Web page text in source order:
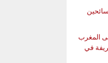
إلى المغرب
في